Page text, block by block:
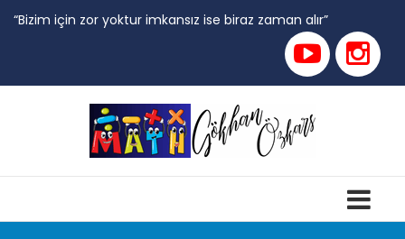
“Bizim için zor yoktur imkansız ise biraz zaman alır”